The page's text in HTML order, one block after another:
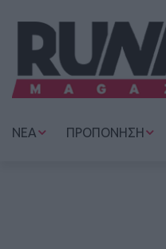
ΝΕΑ ΠΡΟΠΟΝΗΣΗ